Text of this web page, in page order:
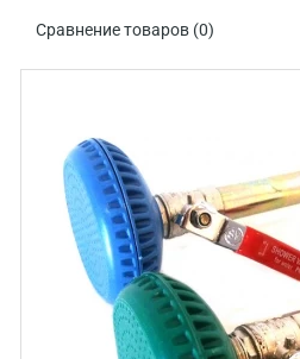
Сравнение товаров (0)